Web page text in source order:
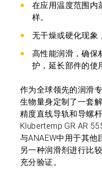
在应用温度范围内
样。
无干燥或硬化现象
高性能润滑，确保
护，延长部件的使
作为全球领先的润滑
生物量身定制了一套
精度直线导轨和导螺
Klübertemp GR AR
与ANAEW中用于其他
另一种润滑剂进行比
充分验证。